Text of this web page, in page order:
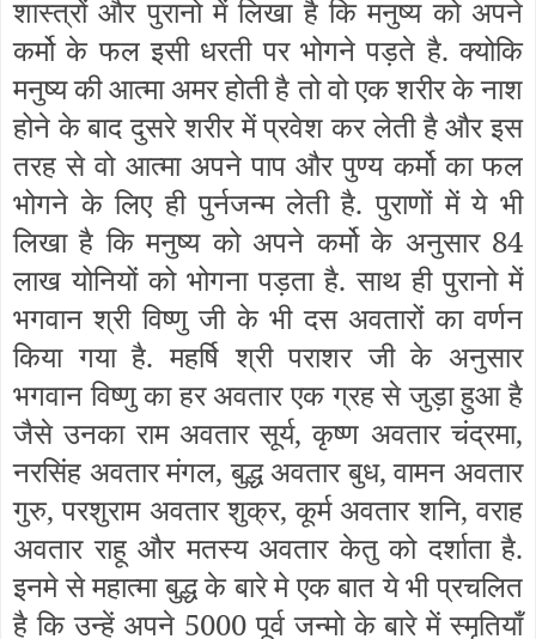
शास्त्रों और पुरानो में लिखा है कि मनुष्य को अपने
कर्मो के फल इसी धरती पर भोगने पड़ते है. क्योकि
मनुष्य की आत्मा अमर होती है तो वो एक शरीर के नाश
होने के बाद दुसरे शरीर में प्रवेश कर लेती है और इस
तरह से वो आत्मा अपने पाप और पुण्य कर्मो का फल
भोगने के लिए ही पुर्नजन्म लेती है. पुराणों में ये भी
लिखा है कि मनुष्य को अपने कर्मो के अनुसार 84
लाख योनियों को भोगना पड़ता है. साथ ही पुरानो में
भगवान श्री विष्णु जी के भी दस अवतारों का वर्णन
किया गया है. महर्षि श्री पराशर जी के अनुसार
भगवान विष्णु का हर अवतार एक ग्रह से जुड़ा हुआ है
जैसे उनका राम अवतार सूर्य, कृष्ण अवतार चंद्रमा,
नरसिंह अवतार मंगल, बुद्ध अवतार बुध, वामन अवतार
गुरु, परशुराम अवतार शुक्र, कूर्म अवतार शनि, वराह
अवतार राहू और मतस्य अवतार केतु को दर्शाता है.
इनमे से महात्मा बुद्ध के बारे मे एक बात ये भी प्रचलित
है कि उन्हें अपने 5000 पूर्व जन्मो के बारे में स्मृतियाँ